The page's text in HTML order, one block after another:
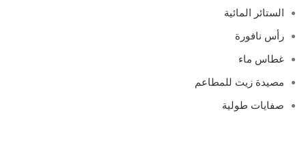
الستائر المائية
رأس نافورة
غطاس ماء
مصيدة زيت للمطاعم
صفايات طولية